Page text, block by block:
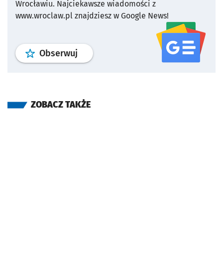
Wrocławiu. Najciekawsze wiadomości z
www.wroclaw.pl znajdziesz w Google News!
Obserwuj profil serwisu
ZOBACZ TAKŻE